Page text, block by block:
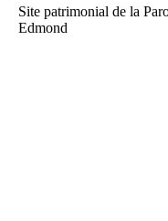
Site patrimonial de la
Edmond